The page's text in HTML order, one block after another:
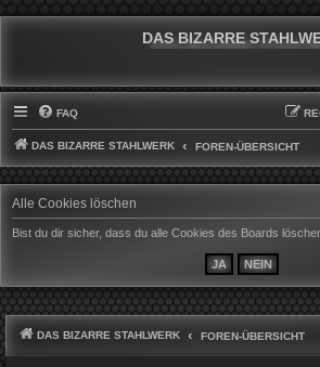
DAS BIZARRE
FAQ
DAS BIZARRE STAHLWERK FOREN-ÜBERSICHT
Alle Cookies löschen
Bist du dir sicher, dass du alle Cookies des Boards
DAS BIZARRE STAHLWERK FOREN-ÜBERSICHT